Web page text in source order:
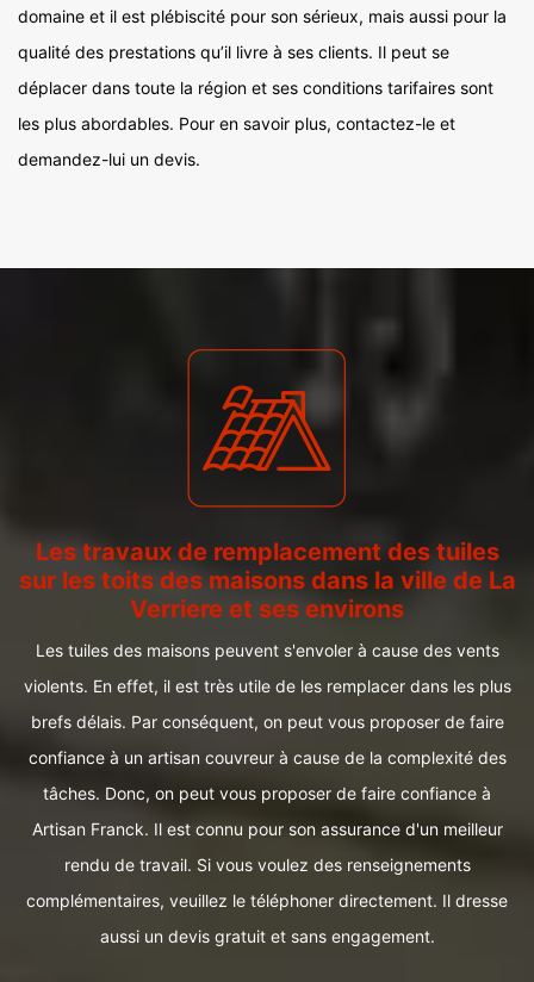
domaine et il est plébiscité pour son sérieux, mais aussi pour la
qualité des prestations qu’il livre à ses clients. Il peut se
déplacer dans toute la région et ses conditions tarifaires sont
les plus abordables. Pour en savoir plus, contactez-le et
demandez-lui un devis.
Les travaux de remplacement des tuiles
sur les toits des maisons dans la ville de La
Verriere et ses environs
Les tuiles des maisons peuvent s'envoler à cause des vents
violents. En effet, il est très utile de les remplacer dans les plus
brefs délais. Par conséquent, on peut vous proposer de faire
confiance à un artisan couvreur à cause de la complexité des
tâches. Donc, on peut vous proposer de faire confiance à
Artisan Franck. Il est connu pour son assurance d'un meilleur
rendu de travail. Si vous voulez des renseignements
complémentaires, veuillez le téléphoner directement. Il dresse
aussi un devis gratuit et sans engagement.